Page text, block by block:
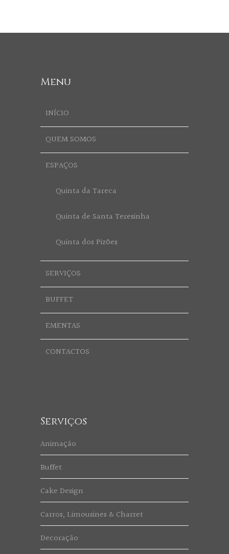
Menu
INÍCIO
QUEM SOMOS
ESPAÇOS
Quinta da Tareca
Quinta de Santa Teresinha
Quinta dos Pizões
SERVIÇOS
BUFFET
EMENTAS
CONTACTOS
Serviços
Animação
Buffet
Cake Design
Carros, Limousines & Charret
Decoração